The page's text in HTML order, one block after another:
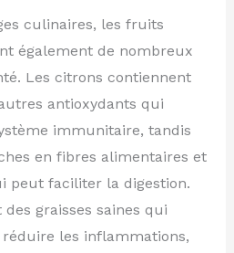
culinaires, les fruits
également de nombreux
Les citrons contiennent
antioxydants qui
immunitaire, tandis
en fibres alimentaires et
peut faciliter la digestion.
graisses saines qui
les inflammations,